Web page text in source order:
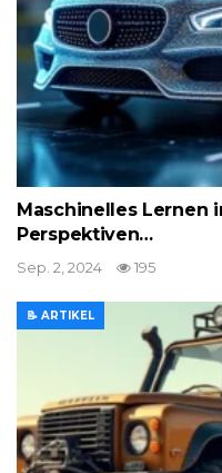
Maschinelles Lernen
Perspektiven…
Sep. 2, 2024 195
📝 ARTIKEL